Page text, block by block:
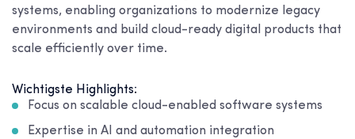
systems, enabling organizations to modernize legacy
environments and build cloud-ready digital products that
scale efficiently over time.
Wichtigste Highlights:
Focus on scalable cloud-enabled software systems
Expertise in AI and automation integration